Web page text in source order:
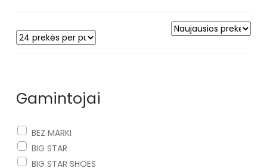
Gamintojai
BEZ MARKI
BIG STAR
BIG STAR SHOES